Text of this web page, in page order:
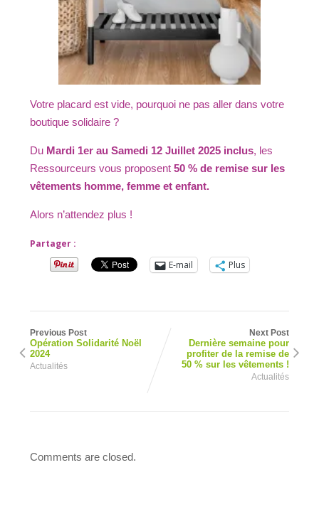
Votre placard est vide, pourquoi ne pas aller dans votre
boutique solidaire ?
Du Mardi 1er au Samedi 12 Juillet 2025 inclus, les
Ressourceurs vous proposent50 % de remise sur les
vêtements homme, femme et enfant.
Alors n’attendez plus !
Partager :
E-mail
Plus
Previous Post
Opération Solidarité Noël
2024
Actualités
Next Post
Dernière semaine pour
profiter de la remise de
50 % sur les vêtements !
Actualités
Comments are closed.